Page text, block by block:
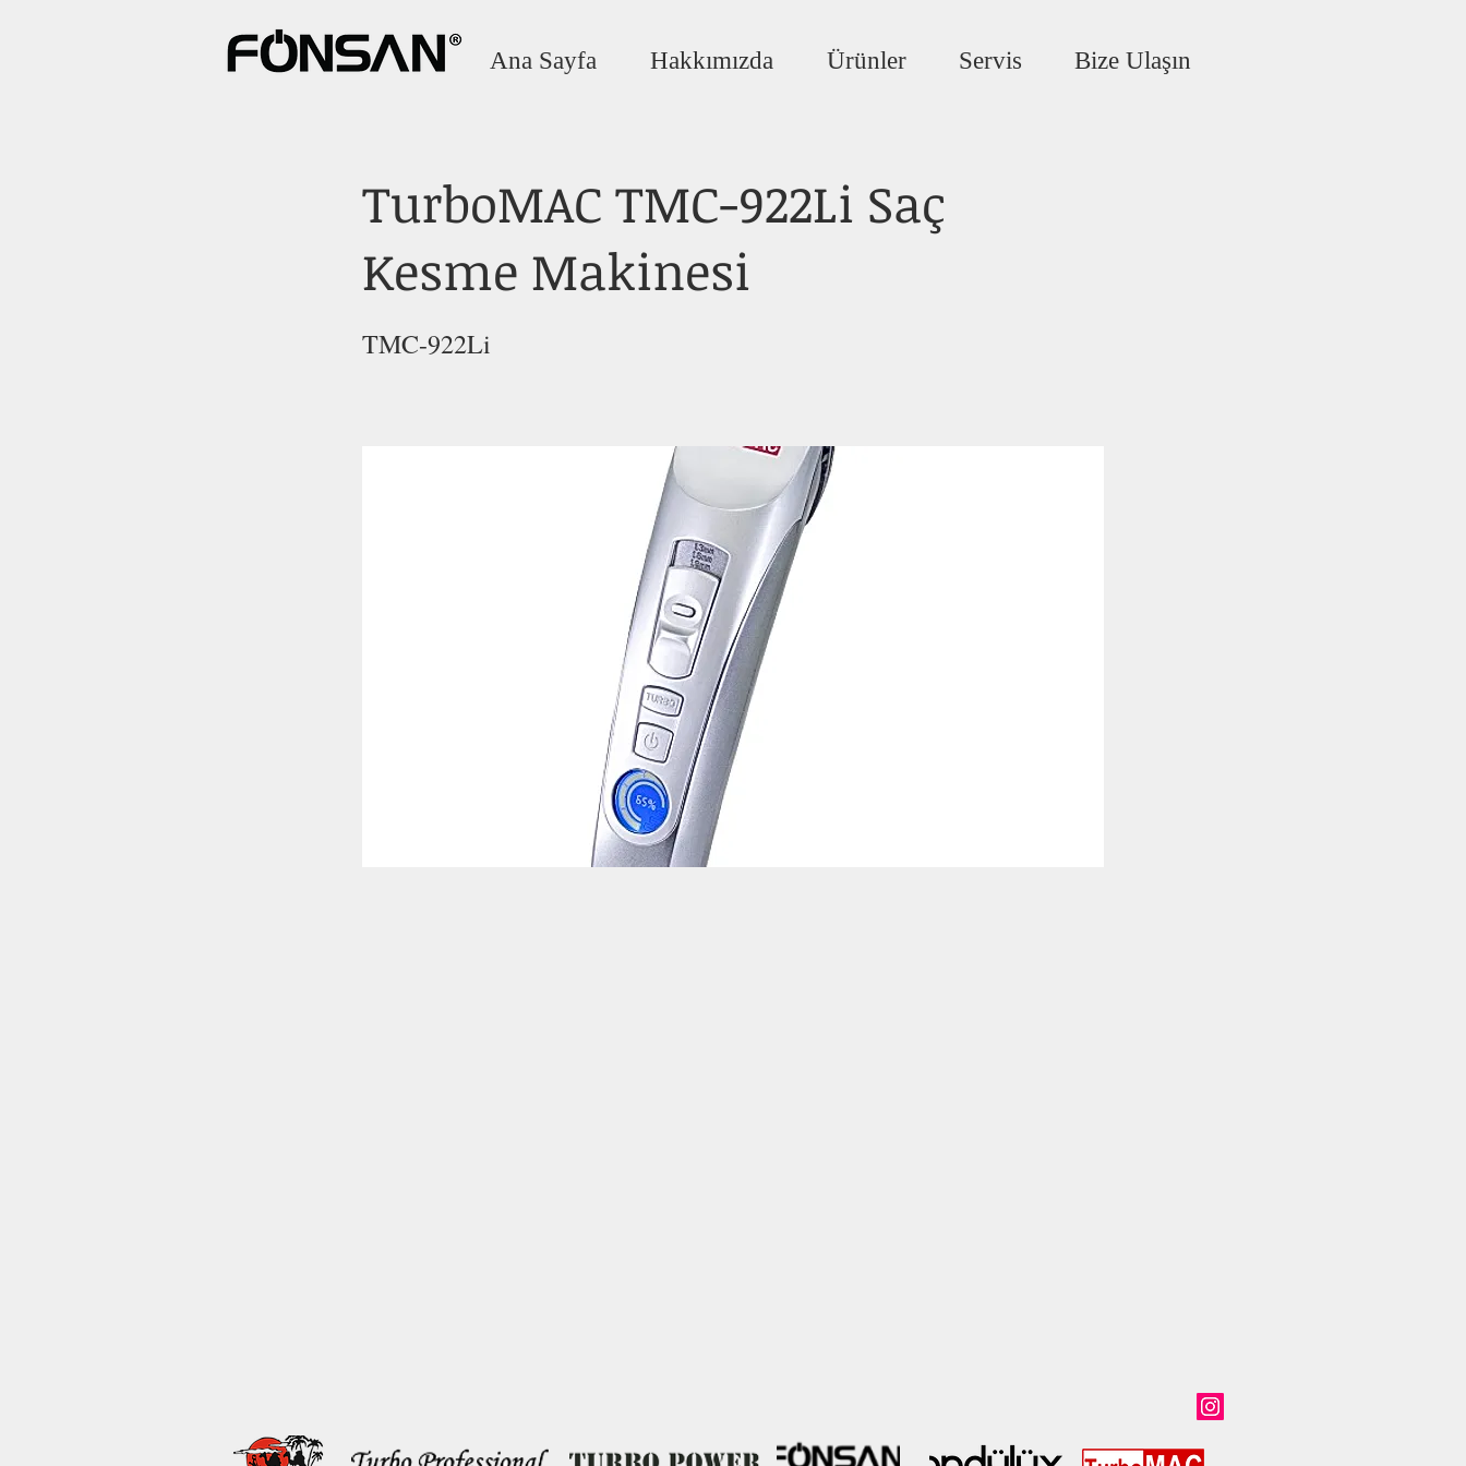
Ana Sayfa Hakkımızda Ürünler Servis Bize Ulaşın
TurboMAC TMC-922Li Saç
Kesme Makinesi
TMC-922Li